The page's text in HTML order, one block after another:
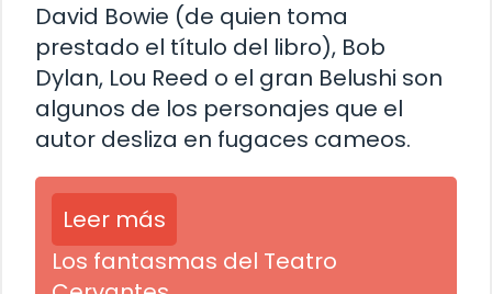
David Bowie (de quien toma
prestado el título del libro), Bob
Dylan, Lou Reed o el gran Belushi son
algunos de los personajes que el
autor desliza en fugaces cameos.
Leer más
Los fantasmas del Teatro